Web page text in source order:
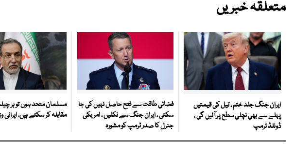
متعلقہ خبریں
ایران جنگ جلد ختم ، تیل کی قیمتیں
پہلے سے بھی نچلی سطح پر آئیں گی ،
ڈونلڈ ٹرمپ
فضائی طاقت سے فتح حاصل نہیں کی جا
سکتی ، ایران جنگ سے نکلیں ، امریکی
جنرل کا صدر ٹرمپ کو مشورہ
مسلمان متحد ہوں تو ہر
مقابلہ کر سکتے ہیں، ایرانی